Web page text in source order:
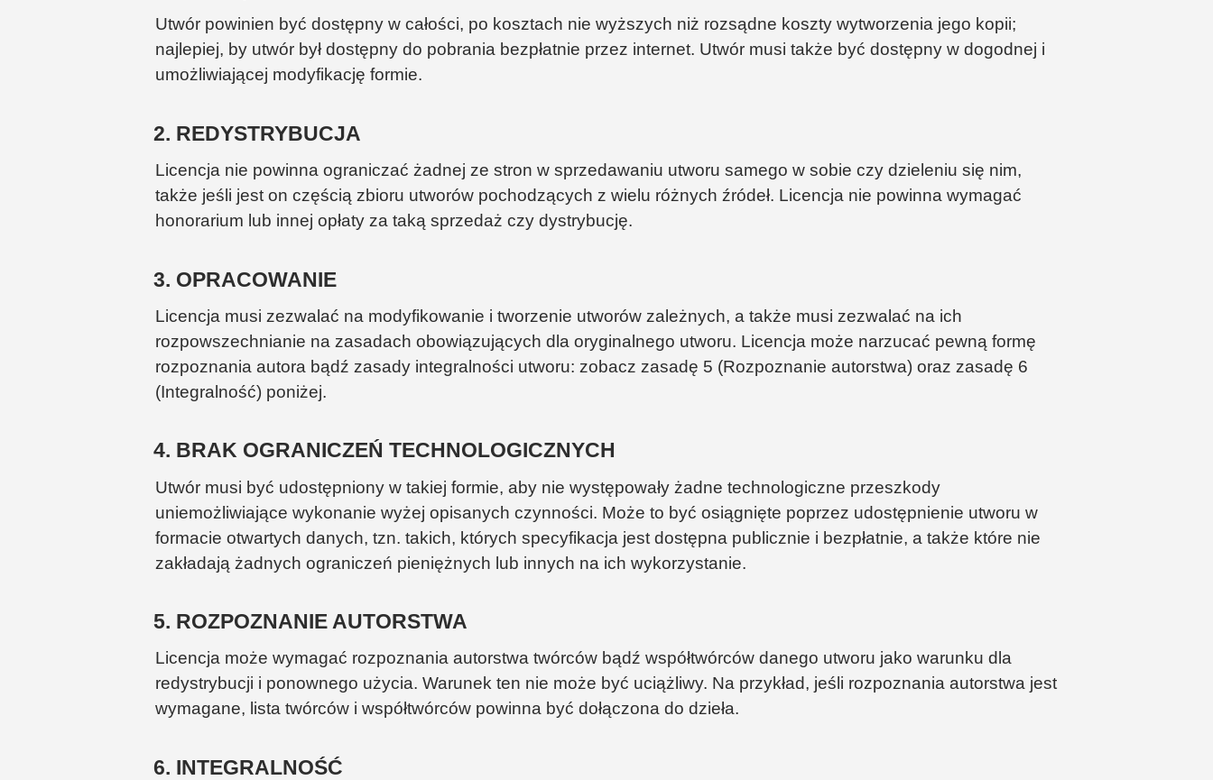
Utwór powinien być dostępny w całości, po kosztach nie wyższych niż rozsądne koszty wytworzenia jego kopii;
najlepiej, by utwór był dostępny do pobrania bezpłatnie przez internet. Utwór musi także być dostępny w dogodnej i
umożliwiającej modyfikację formie.
2. REDYSTRYBUCJA
Licencja nie powinna ograniczać żadnej ze stron w sprzedawaniu utworu samego w sobie czy dzieleniu się nim,
także jeśli jest on częścią zbioru utworów pochodzących z wielu różnych źródeł. Licencja nie powinna wymagać
honorarium lub innej opłaty za taką sprzedaż czy dystrybucję.
3. OPRACOWANIE
Licencja musi zezwalać na modyfikowanie i tworzenie utworów zależnych, a także musi zezwalać na ich
rozpowszechnianie na zasadach obowiązujących dla oryginalnego utworu. Licencja może narzucać pewną formę
rozpoznania autora bądź zasady integralności utworu: zobacz zasadę 5 (Rozpoznanie autorstwa) oraz zasadę 6
(Integralność) poniżej.
4. BRAK OGRANICZEŃ TECHNOLOGICZNYCH
Utwór musi być udostępniony w takiej formie, aby nie występowały żadne technologiczne przeszkody
uniemożliwiające wykonanie wyżej opisanych czynności. Może to być osiągnięte poprzez udostępnienie utworu w
formacie otwartych danych, tzn. takich, których specyfikacja jest dostępna publicznie i bezpłatnie, a także które nie
zakładają żadnych ograniczeń pieniężnych lub innych na ich wykorzystanie.
5. ROZPOZNANIE AUTORSTWA
Licencja może wymagać rozpoznania autorstwa twórców bądź współtwórców danego utworu jako warunku dla
redystrybucji i ponownego użycia. Warunek ten nie może być uciążliwy. Na przykład, jeśli rozpoznania autorstwa jest
wymagane, lista twórców i współtwórców powinna być dołączona do dzieła.
6. INTEGRALNOŚĆ